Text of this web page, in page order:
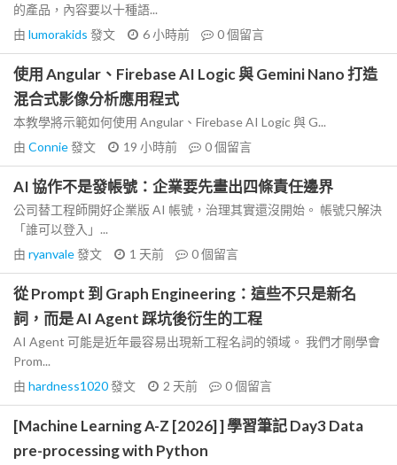
的產品，內容要以十種語...
由 lumorakids 發文 6 小時前 0個留言
使用 Angular、Firebase AI Logic 與 Gemini Nano 打造
混合式影像分析應用程式
本教學將示範如何使用 Angular、Firebase AI Logic 與 G...
由 Connie發文 19 小時前 0個留言
AI 協作不是發帳號：企業要先畫出四條責任邊界
公司替工程師開好企業版 AI 帳號，治理其實還沒開始。 帳號只解決
「誰可以登入」...
由 ryanvale發文 1 天前 0個留言
從 Prompt 到 Graph Engineering：這些不只是新名
詞，而是 AI Agent 踩坑後衍生的工程
AI Agent 可能是近年最容易出現新工程名詞的領域。 我們才剛學會
Prom...
由 hardness1020發文 2 天前 0個留言
[Machine Learning A-Z [2026] ] 學習筆記 Day3 Data
pre-processing with Python